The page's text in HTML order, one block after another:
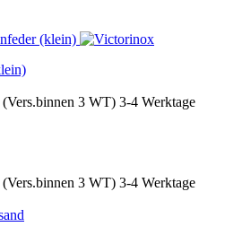
3-4 Werktage
3-4 Werktage